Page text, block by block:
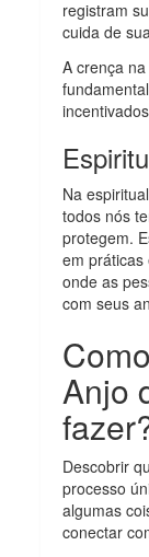
registram
cuida de
A crença
Na
todos nós
protegem.
em práticas
onde as
com seus
Anjo
Descobrir
processo
algumas
conectar